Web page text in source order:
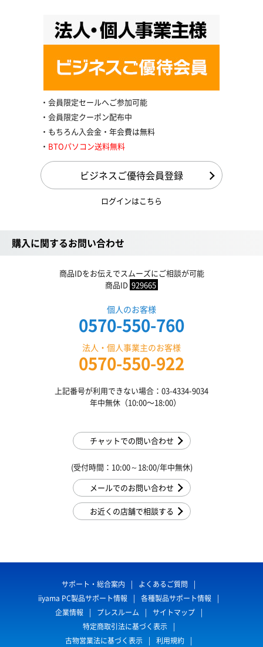
会員限定セールへご参加可能
会員限定クーポン配布中
もちろん入会金・年会費は無料
BTOパソコン送料無料
ビジネスご優待会員登録
ログインはこちら
購入に関するお問い合わせ
商品IDをお伝えでスムーズにご相談が可能
商品ID 929665
個人のお客様
0570-550-760
法人・個人事業主のお客様
0570-550-922
上記番号が利用できない場合：03-4334-9034
年中無休（10:00〜18:00）
チャットでの問い合わせ
(受付時間：10:00～18:00/年中無休)
メールでのお問い合わせ
お近くの店舗で相談する
サポート・総合案内
よくあるご質問
iiyama PC製品サポート情報
各種製品サポート情報
企業情報
プレスルーム
サイトマップ
特定商取引法に基づく表示
古物営業法に基づく表示
利用規約